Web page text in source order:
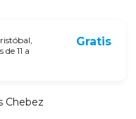
11 a
Gratis
Chebez